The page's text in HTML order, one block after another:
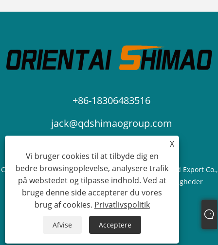
+86-18306483516
jack@qdshimaogroup.com
Copyright © 2023 Qingdao Oriental Shimao Import and Export Co.,
Ltd. - Food Truck, Food Trailer, Food Cart - Alle rettigheder
forbeholdes.
Links
Sitemap RSS XML Privatlivspolitik
X
Vi bruger cookies til at tilbyde dig en
bedre browsingoplevelse, analysere trafik
på webstedet og tilpasse indhold. Ved at
bruge denne side accepterer du vores
brug af cookies. Privatlivspolitik
Afvise Acceptere